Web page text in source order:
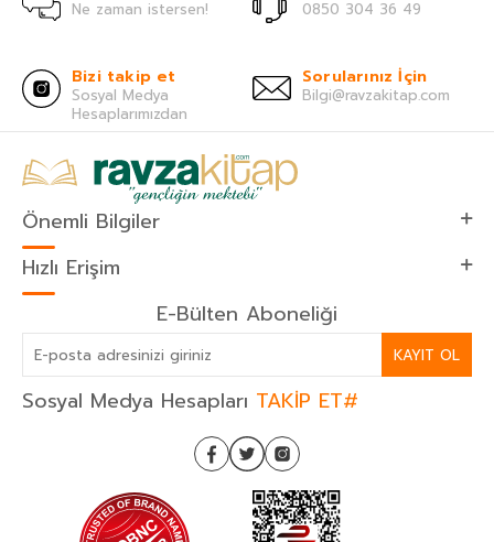
Ne zaman istersen! 0850 304 36 49
Bizi takip et
Sosyal Medya
Hesaplarımızdan
Sorularınız İçin
Bilgi@ravzakitap.com
Önemli Bilgiler
Hızlı Erişim
E-Bülten Aboneliği
KAYIT OL
Sosyal Medya Hesapları TAKİP ET#